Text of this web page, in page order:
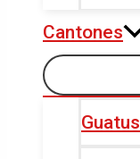
Cantones